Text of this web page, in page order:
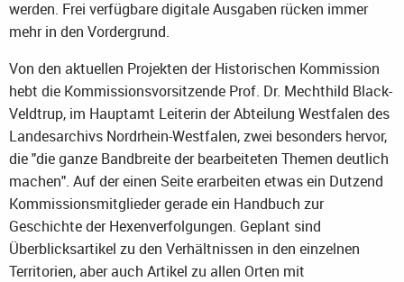
werden. Frei verfügbare digitale Ausgaben rücken immer
mehr in den Vordergrund.
Von den aktuellen Projekten der Historischen Kommission
hebt die Kommissionsvorsitzende Prof. Dr. Mechthild Black-
Veldtrup, im Hauptamt Leiterin der Abteilung Westfalen des
Landesarchivs Nordrhein-Westfalen, zwei besonders hervor,
die "die ganze Bandbreite der bearbeiteten Themen deutlich
machen". Auf der einen Seite erarbeiten etwas ein Dutzend
Kommissionsmitglieder gerade ein Handbuch zur
Geschichte der Hexenverfolgungen. Geplant sind
Überblicksartikel zu den Verhältnissen in den einzelnen
Territorien, aber auch Artikel zu allen Orten mit